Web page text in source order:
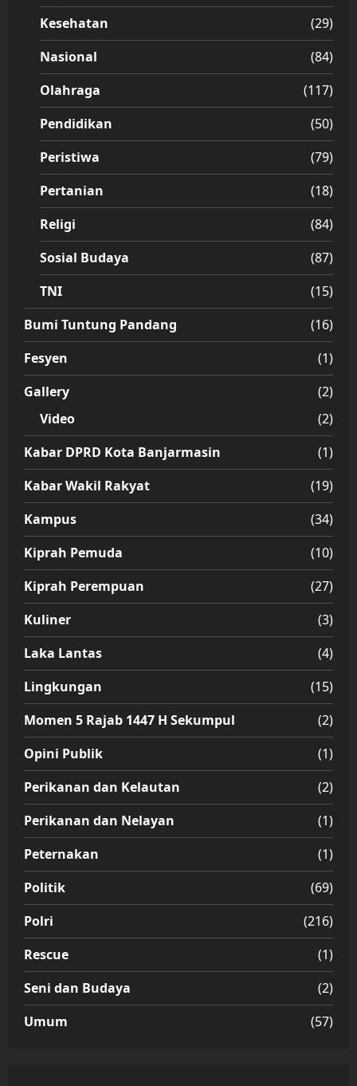
Kesehatan
(29)
Nasional
(84)
Olahraga
(117)
Pendidikan
(50)
Peristiwa
(79)
Pertanian
(18)
Religi
(84)
Sosial Budaya
(87)
TNI
(15)
Bumi Tuntung Pandang
(16)
Fesyen
(1)
Gallery
(2)
Video
(2)
Kabar DPRD Kota Banjarmasin
(1)
Kabar Wakil Rakyat
(19)
Kampus
(34)
Kiprah Pemuda
(10)
Kiprah Perempuan
(27)
Kuliner
(3)
Laka Lantas
(4)
Lingkungan
(15)
Momen 5 Rajab 1447 H Sekumpul
(2)
Opini Publik
(1)
Perikanan dan Kelautan
(2)
Perikanan dan Nelayan
(1)
Peternakan
(1)
Politik
(69)
Polri
(216)
Rescue
(1)
Seni dan Budaya
(2)
Umum
(57)